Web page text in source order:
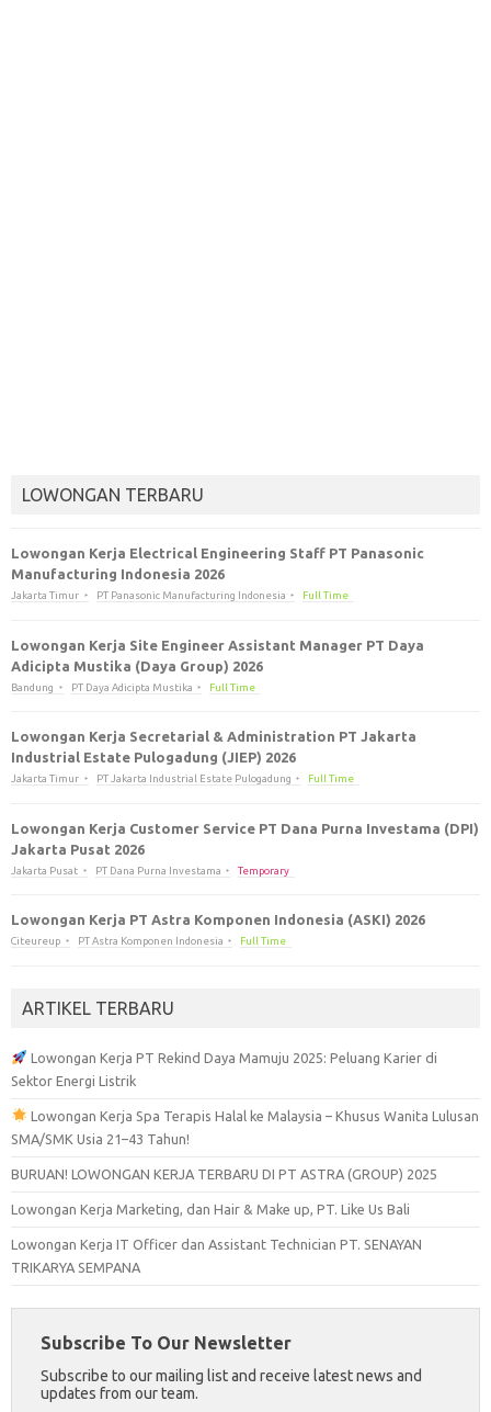
LOWONGAN TERBARU
Lowongan Kerja Electrical Engineering Staff PT Panasonic
Manufacturing Indonesia 2026
Jakarta Timur PT Panasonic Manufacturing Indonesia Full Time
Lowongan Kerja Site Engineer Assistant Manager PT Daya
Adicipta Mustika (Daya Group) 2026
Bandung PT Daya Adicipta Mustika Full Time
Lowongan Kerja Secretarial & Administration PT Jakarta
Industrial Estate Pulogadung (JIEP) 2026
Jakarta Timur PT Jakarta Industrial Estate Pulogadung Full Time
Lowongan Kerja Customer Service PT Dana Purna Investama (DPI)
Jakarta Pusat 2026
Jakarta Pusat PT Dana Purna Investama Temporary
Lowongan Kerja PT Astra Komponen Indonesia (ASKI) 2026
Citeureup PT Astra Komponen Indonesia Full Time
ARTIKEL TERBARU
Lowongan Kerja PT Rekind Daya Mamuju 2025: Peluang Karier di
Sektor Energi Listrik
Lowongan Kerja Spa Terapis Halal ke Malaysia – Khusus Wanita Lulusan
SMA/SMK Usia 21–43 Tahun!
BURUAN! LOWONGAN KERJA TERBARU DI PT ASTRA (GROUP) 2025
Lowongan Kerja Marketing, dan Hair & Make up, PT. Like Us Bali
Lowongan Kerja IT Officer dan Assistant Technician PT. SENAYAN
TRIKARYA SEMPANA
Subscribe To Our Newsletter
Subscribe to our mailing list and receive latest news and
updates from our team.